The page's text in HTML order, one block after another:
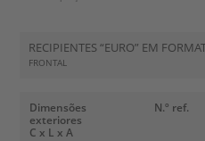
RECIPIENTES “EURO” EM
FRONTAL
Dimensões
exteriores
C x L x A
N.º ref.